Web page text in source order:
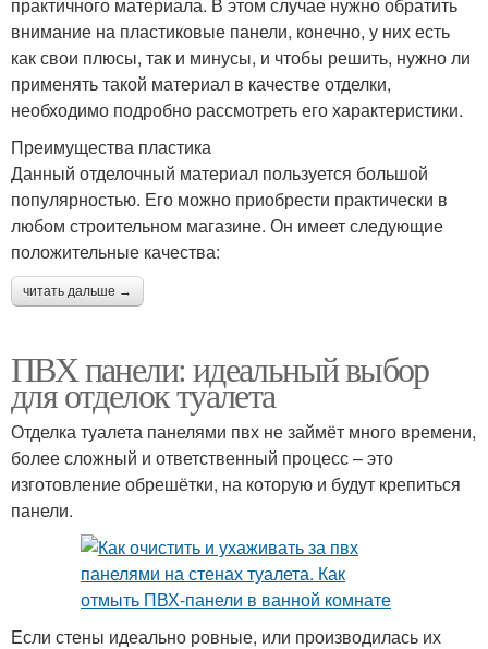
внимание на пластиковые панели, конечно, у них есть
как свои плюсы, так и минусы, и чтобы решить, нужно ли
применять такой материал в качестве отделки,
необходимо подробно рассмотреть его характеристики.
Преимущества пластика
Данный отделочный материал пользуется большой
популярностью. Его можно приобрести практически в
любом строительном магазине. Он имеет следующие
положительные качества:
читать дальше →
ПВХ панели: идеальный выбор
для отделок туалета
Отделка туалета панелями пвх не займёт много времени,
более сложный и ответственный процесс – это
изготовление обрешётки, на которую и будут крепиться
панели.
Если стены идеально ровные, или производилась их